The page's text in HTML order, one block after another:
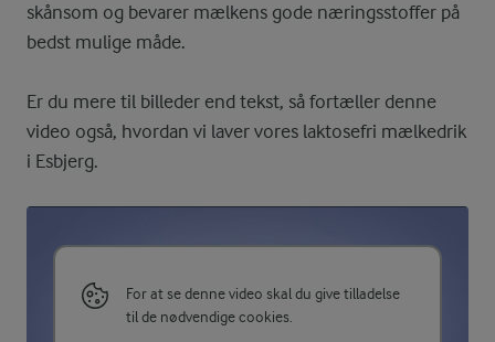
skånsom og bevarer mælkens gode næringsstoffer på
bedst mulige måde.
Er du mere til billeder end tekst, så fortæller denne
video også, hvordan vi laver vores laktosefri mælkedrik
i Esbjerg.
For at se denne video skal du give tilladelse
til de nødvendige cookies.